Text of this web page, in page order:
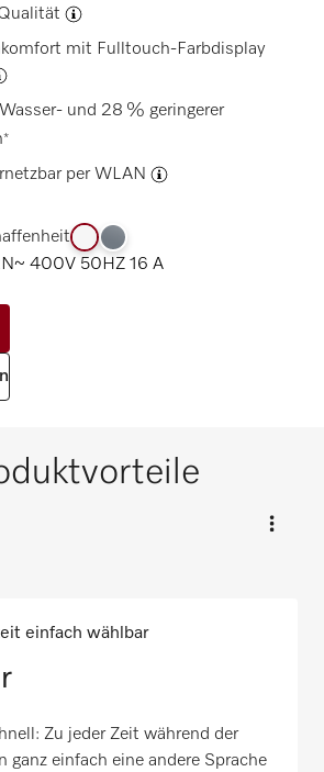
mit Fulltouch-Farbdisplay
und 28 % geringerer
*
per WLAN
400V 50HZ 16 A
einfach wählbar
Zu jeder Zeit während der
ganz einfach eine andere Sprache